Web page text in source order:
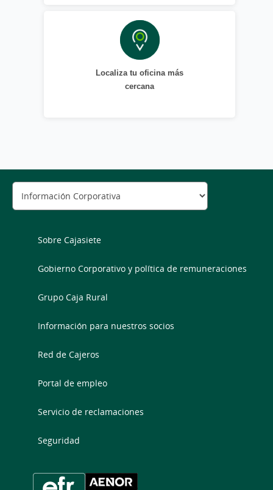
Localiza tu oficina más
cercana
Sobre Cajasiete
Gobierno Corporativo y política de remuneraciones
Grupo Caja Rural
Información para nuestros socios
Red de Cajeros
Portal de empleo
Servicio de reclamaciones
Seguridad